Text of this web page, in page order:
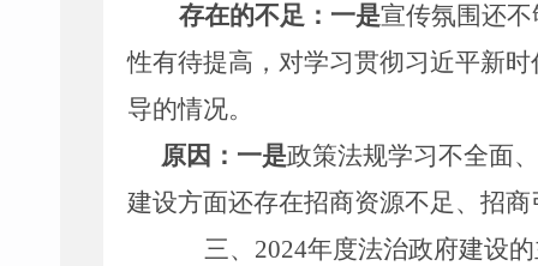
存在的不足：一是宣传氛围还
性有待提高，对学习贯彻习近平新时
导的情况。
原因：一是政策法规学习不全面
建设方面还存在招商资源不足、招
三、 2024年度法治政府建设